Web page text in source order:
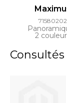
71580202
2